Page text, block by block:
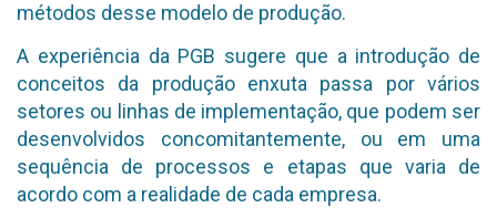
métodos desse modelo de produção.
A experiência da PGB sugere que a introdução de
conceitos da produção enxuta passa por vários
setores ou linhas de implementação, que podem ser
desenvolvidos concomitantemente, ou em uma
sequência de processos e etapas que varia de
acordo com a realidade de cada empresa.